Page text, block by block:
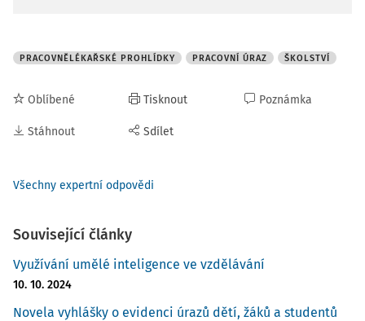
PRACOVNĚLÉKAŘSKÉ PROHLÍDKY PRACOVNÍ ÚRAZ ŠKOLSTVÍ
Oblíbené
Stáhnout
Tisknout
Sdílet
Poznámka
Všechny expertní odpovědi
Související články
Využívání umělé inteligence ve vzdělávání
10. 10. 2024
Novela vyhlášky o evidenci úrazů dětí, žáků a studentů